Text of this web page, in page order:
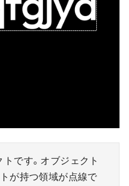
です。オブジェクト
が持つ領域が点線で